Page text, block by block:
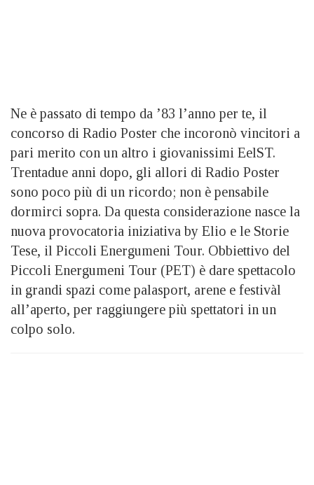
Ne è passato di tempo da ’83 l’anno per te, il
concorso di Radio Poster che incoronò vincitori a
pari merito con un altro i giovanissimi EelST.
Trentadue anni dopo, gli allori di Radio Poster
sono poco più di un ricordo; non è pensabile
dormirci sopra. Da questa considerazione nasce la
nuova provocatoria iniziativa by Elio e le Storie
Tese, il Piccoli Energumeni Tour. Obbiettivo del
Piccoli Energumeni Tour (PET) è dare spettacolo
in grandi spazi come palasport, arene e festivàl
all’aperto, per raggiungere più spettatori in un
colpo solo.